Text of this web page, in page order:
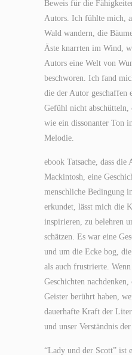
Beweis für die
Autors. Ich fühlte mich,
Wald wandern, die
Äste knarrten im Wind,
Autors eine Welt von
beschworen. Ich fand
die der Autor geschaffen
Gefühl nicht abschütteln,
wie ein dissonanter Ton
Melodie.
ebook Tatsache, dass die
Mackintosh, eine
menschliche Bedingung
erkundet, lässt mich die
inspirieren, zu belehren
schätzen. Es war eine
und um die Ecke bog,
als auch frustrierte.
Geschichten
Geister berührt haben,
dauerhafte Kraft der
und unser Verständnis
“Lady und der Scott” ist